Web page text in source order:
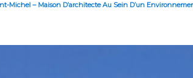
Michel – Maison D’architecte Au Sein D’un